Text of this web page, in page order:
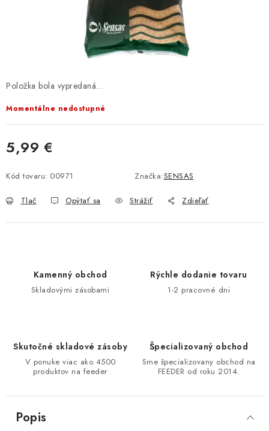
NA STUDENÚ VODU
DARČEKOVÝ POUKAZ
OBCHODNÉ PODMIENKY
DOPRAVA
Položka bola vypredaná…
Momentálne nedostupné
5,99 €
Kód tovaru: 00971 Značka:SENSAS
Tlač Opýtať sa Strážiť Zdieľať
Kamenný obchod
Skladovými zásobami
Rýchle dodanie tovaru
1-2 pracovné dni
Skutočné skladové zásoby
V ponuke viac ako 4500
produktov na feeder
Špecializovaný obchod
Sme špecializovany obchod na
FEEDER od roku 2014.
Popis